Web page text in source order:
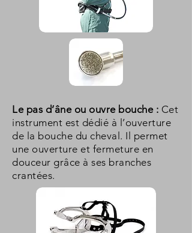
Le pas d’âne ou ouvre bouche : Cet
instrument est dédié à l’ouverture
de la bouche du cheval. Il permet
une ouverture et fermeture en
douceur grâce à ses branches
crantées.